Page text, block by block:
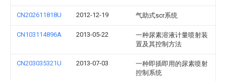
CN202611818U 2012-12-19 气助式scr系统
CN103114896A 2013-05-22
一种尿素溶液计量喷射装
置及其控制方法
CN203035321U 2013-07-03
一种即插即用的尿素喷射
控制系统